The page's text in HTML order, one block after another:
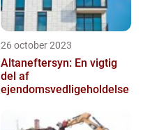
26 october 2023
Altaneftersyn: En vigtig
del af
ejendomsvedligeholdelse